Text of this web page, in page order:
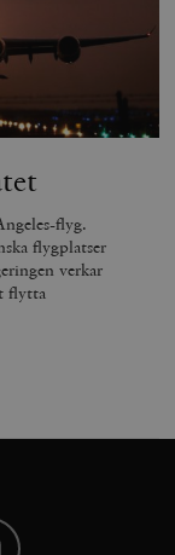
flyg.
flygplatser
verkar
flytta
/ Domän
Automattic